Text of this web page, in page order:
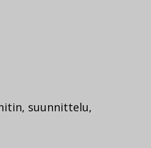
, suunnittelu,